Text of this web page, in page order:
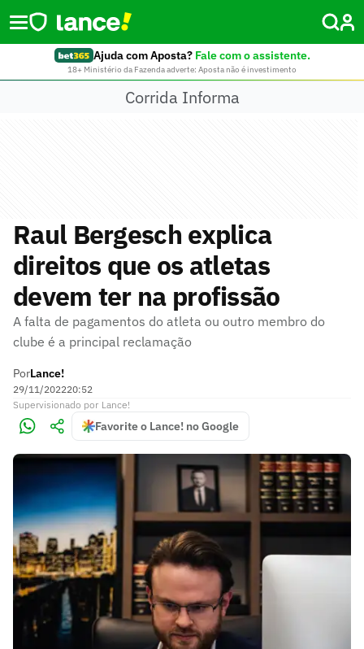
Ajuda com Aposta? Fale com o assistente.
18+ Ministério da Fazenda adverte: Aposta não é investimento
Corrida Informa
Raul Bergesch explica
direitos que os atletas
devem ter na profissão
A falta de pagamentos do atleta ou outro membro do
clube é a principal reclamação
PorLance!
29/11/202220:52
Supervisionado por Lance!
Favorite o Lance! no Google